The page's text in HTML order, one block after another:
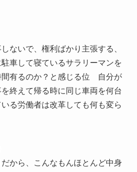
ないで、権利ばかり主張する、
車して寝ているサラリーマンを
間有るのか？と感じる位 自分が
終えて帰る時に同じ車両を何台
る労働者は改革しても何も変ら
から、こんなもんほとんど中身